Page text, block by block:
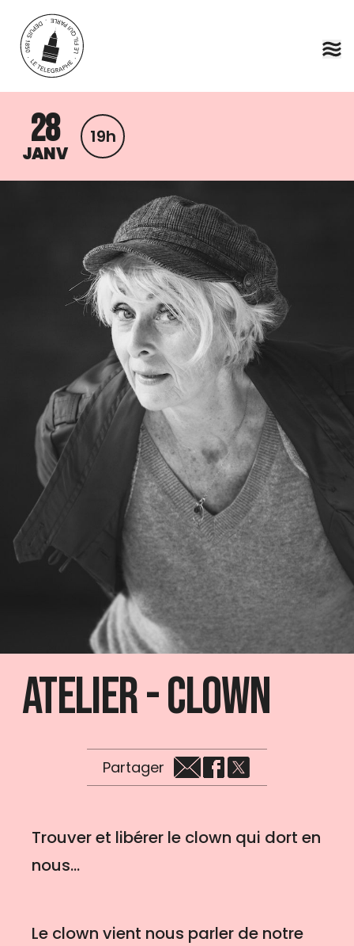
Aller au contenu principal
28
JANV
19h
Atelier - Clown
Partager
Trouver et libérer le clown qui dort en
nous...
Le clown vient nous parler de notre